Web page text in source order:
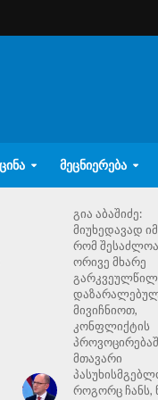
ᲛᲔᲪᲜᲘᲔᲠᲔᲑᲐ
გია აბაშიძე:
მიუხედავად
რომ
ორივე მხარე
მივიჩნიოთ,
კონფლიქტის
მთავარი
როგორც ჩანს,